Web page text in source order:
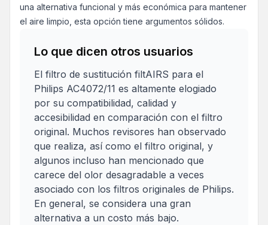
una alternativa funcional y más económica para mantener
el aire limpio, esta opción tiene argumentos sólidos.
Lo que dicen otros usuarios
El filtro de sustitución filtAIRS para el
Philips AC4072/11 es altamente elogiado
por su compatibilidad, calidad y
accesibilidad en comparación con el filtro
original. Muchos revisores han observado
que realiza, así como el filtro original, y
algunos incluso han mencionado que
carece del olor desagradable a veces
asociado con los filtros originales de Philips.
En general, se considera una gran
alternativa a un costo más bajo.